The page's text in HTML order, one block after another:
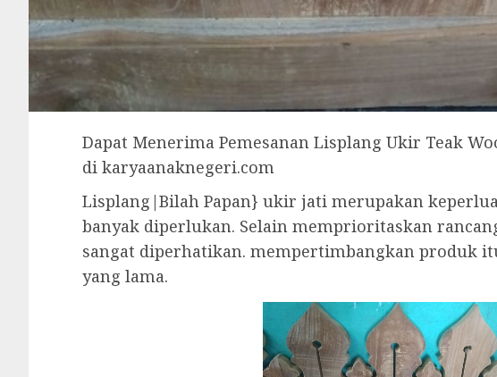
Dapat Menerima Pemesanan Lisplang Ukir Teak
di karyaanaknegeri.com
Lisplang|Bilah Papan} ukir jati merupakan
banyak diperlukan. Selain memprioritaskan
sangat diperhatikan. mempertimbangkan produk
yang lama.